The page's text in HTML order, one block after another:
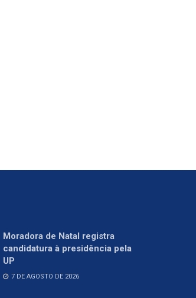
Moradora de Natal registra
candidatura à presidência pela
UP
7 DE AGOSTO DE 2026